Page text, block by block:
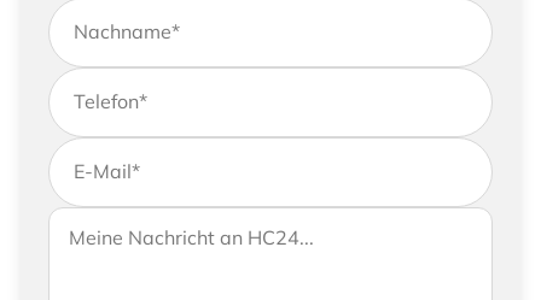
Nachname*
Telefon*
E-Mail*
Wenn Sie uns weitere Informationen zukommen
lassen möchten, können Sie Ihrer Anfrage gerne
Ihre Nachricht an HC24